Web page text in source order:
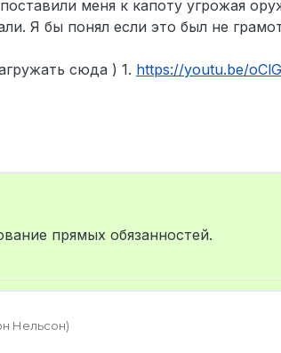
меня к капоту угрожая
Я бы понял если это был не
сюда ) 1. https://youtu.be/
прямых обязанностей.
Нельсон)